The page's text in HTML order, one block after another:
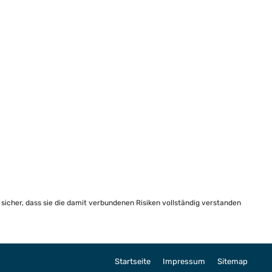
dass sie die damit verbundenen Risiken vollständig verstanden
Startseite Impressum Sitemap